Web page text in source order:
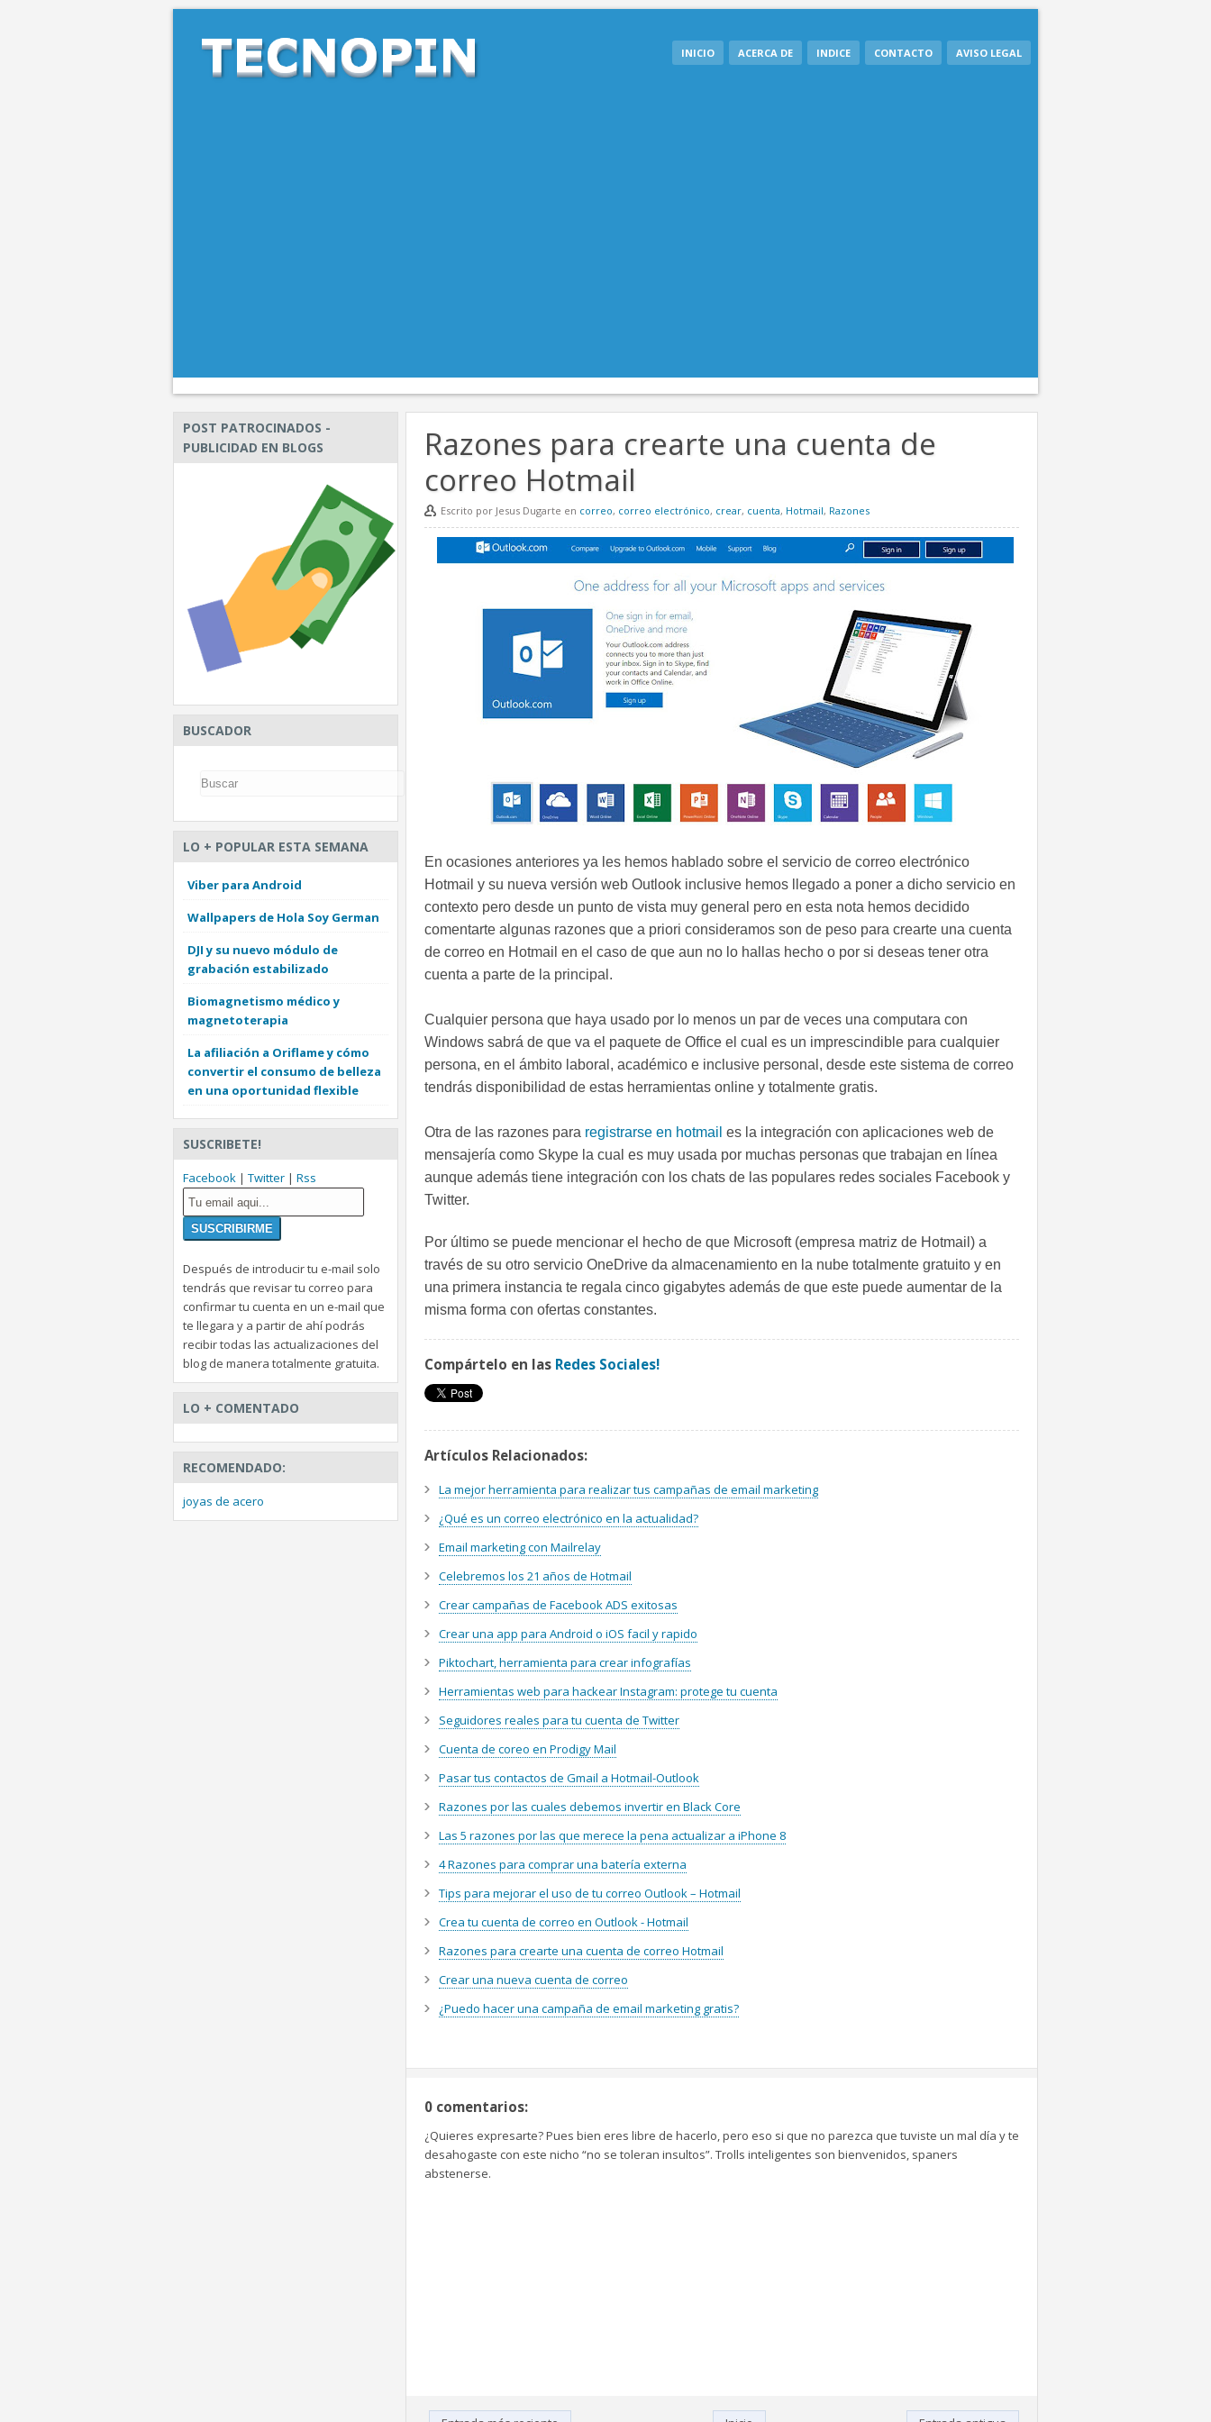
INICIO ACERCA DE INDICE CONTACTO AVISO LEGAL
Razones para crearte una cuenta de
correo Hotmail
Escrito por Jesus Dugarte en correo, correo electrónico, crear, cuenta, Hotmail, Razones
En ocasiones anteriores ya les hemos hablado sobre el servicio de correo electrónico
Hotmail y su nueva versión web Outlook inclusive hemos llegado a poner a dicho servicio en
contexto pero desde un punto de vista muy general pero en esta nota hemos decidido
comentarte algunas razones que a priori consideramos son de peso para crearte una cuenta
de correo en Hotmail en el caso de que aun no lo hallas hecho o por si deseas tener otra
cuenta a parte de la principal.
Cualquier persona que haya usado por lo menos un par de veces una computara con
Windows sabrá de que va el paquete de Office el cual es un imprescindible para cualquier
persona, en el ámbito laboral, académico e inclusive personal, desde este sistema de correo
tendrás disponibilidad de estas herramientas online y totalmente gratis.
Otra de las razones para registrarse en hotmail es la integración con aplicaciones web de
mensajería como Skype la cual es muy usada por muchas personas que trabajan en línea
aunque además tiene integración con los chats de las populares redes sociales Facebook y
Twitter.
Por último se puede mencionar el hecho de que Microsoft (empresa matriz de Hotmail) a
través de su otro servicio OneDrive da almacenamiento en la nube totalmente gratuito y en
una primera instancia te regala cinco gigabytes además de que este puede aumentar de la
misma forma con ofertas constantes.
Compártelo en las Redes Sociales!
Artículos Relacionados:
La mejor herramienta para realizar tus campañas de email marketing
¿Qué es un correo electrónico en la actualidad?
Email marketing con Mailrelay
Celebremos los 21 años de Hotmail
Crear campañas de Facebook ADS exitosas
Crear una app para Android o iOS facil y rapido
Piktochart, herramienta para crear infografías
Herramientas web para hackear Instagram: protege tu cuenta
Seguidores reales para tu cuenta de Twitter
Cuenta de coreo en Prodigy Mail
Pasar tus contactos de Gmail a Hotmail-Outlook
Razones por las cuales debemos invertir en Black Core
Las 5 razones por las que merece la pena actualizar a iPhone 8
4 Razones para comprar una batería externa
Tips para mejorar el uso de tu correo Outlook – Hotmail
Crea tu cuenta de correo en Outlook - Hotmail
Razones para crearte una cuenta de correo Hotmail
Crear una nueva cuenta de correo
¿Puedo hacer una campaña de email marketing gratis?
0 comentarios:
¿Quieres expresarte? Pues bien eres libre de hacerlo, pero eso si que no parezca que tuviste un mal día y te
desahogaste con este nicho “no se toleran insultos”. Trolls inteligentes son bienvenidos, spaners
abstenerse.
POST PATROCINADOS -
PUBLICIDAD EN BLOGS
BUSCADOR
LO + POPULAR ESTA SEMANA
Viber para Android
Wallpapers de Hola Soy German
DJI y su nuevo módulo de
grabación estabilizado
Biomagnetismo médico y
magnetoterapia
La afiliación a Oriflame y cómo
convertir el consumo de belleza
en una oportunidad flexible
SUSCRIBETE!
Facebook | Twitter | Rss
Después de introducir tu e-mail solo
tendrás que revisar tu correo para
confirmar tu cuenta en un e-mail que
te llegara y a partir de ahí podrás
recibir todas las actualizaciones del
blog de manera totalmente gratuita.
LO + COMENTADO
RECOMENDADO:
joyas de acero